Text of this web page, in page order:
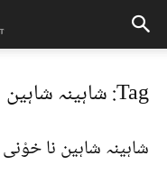
Tag: شاہینہ شاہین
شاہینہ شاہین نا